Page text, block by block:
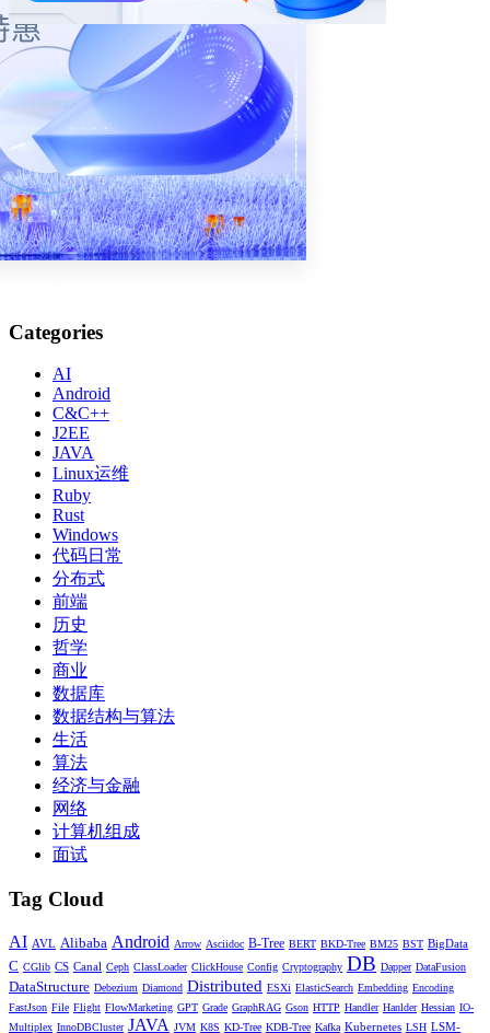
Categories
AI
Android
C&C++
J2EE
JAVA
Linux运维
Ruby
Rust
Windows
代码日常
分布式
前端
历史
哲学
商业
数据库
数据结构与算法
生活
算法
经济与金融
网络
计算机组成
面试
Tag Cloud
AI AVL Alibaba Android Arrow Asciidoc B-Tree BERT BKD-Tree BM25 BST BigData
C CGlib CS Canal Ceph ClassLoader ClickHouse Config Cryptography DB Dapper DataFusion
DataStructure Debezium Diamond Distributed ESXi ElasticSearch Embedding Encoding
FastJson File Flight FlowMarketing GPT Grade GraphRAG Gson HTTP Handler Hanlder Hessian IO-
Multiplex InnoDBCluster JAVA JVM K8S KD-Tree KDB-Tree Kafka Kubernetes LSH LSM-